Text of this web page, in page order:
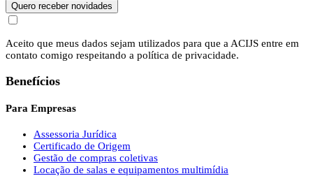
Quero receber novidades
Aceito que meus dados sejam utilizados para que a ACIJS entre em
contato comigo respeitando a política de privacidade.
Benefícios
Para Empresas
Assessoria Jurídica
Certificado de Origem
Gestão de compras coletivas
Locação de salas e equipamentos multimídia